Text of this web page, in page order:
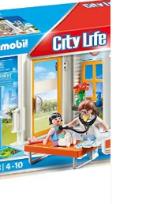
e
z
z
o
o
r
i
g
e
z
z
o
a
t
t
u